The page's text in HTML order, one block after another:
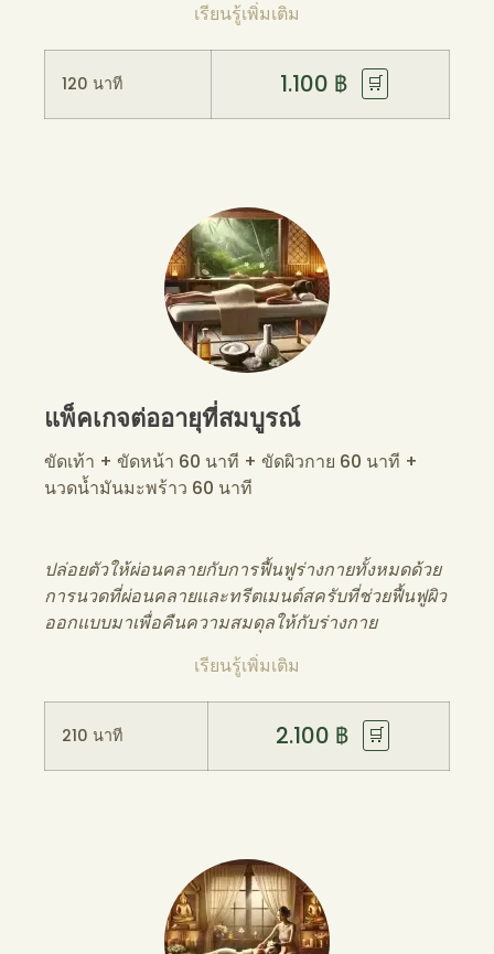
เรียนรู้เพิ่มเติม
120 นาที 1.100 ฿ 🛒
แพ็คเกจต่ออายุที่สมบูรณ์
ขัดเท้า + ขัดหน้า 60 นาที + ขัดผิวกาย 60 นาที +
นวดน้ำมันมะพร้าว 60 นาที
ปล่อยตัวให้ผ่อนคลายกับการฟื้นฟูร่างกายทั้งหมดด้วย
การนวดที่ผ่อนคลายและทรีตเมนต์สครับที่ช่วยฟื้นฟูผิว
ออกแบบมาเพื่อคืนความสมดุลให้กับร่างกาย
เรียนรู้เพิ่มเติม
210 นาที 2.100 ฿ 🛒